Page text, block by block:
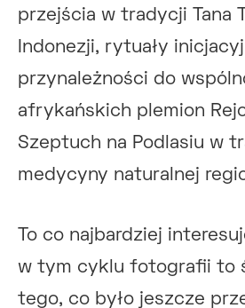
przejścia w tradycji Tana
Indonezji, rytuały
przynależności do
afrykańskich plemion
Szeptuch na Podlasiu w
medycyny naturalnej
To co najbardziej
w tym cyklu fotografii to
tego, co było jeszcze